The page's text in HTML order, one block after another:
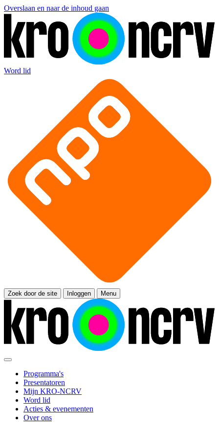
Overslaan en naar de inhoud gaan
Word lid
Zoek door de site Inloggen Menu
Programma's
Presentatoren
Mijn KRO-NCRV
Word lid
Acties & evenementen
Over ons